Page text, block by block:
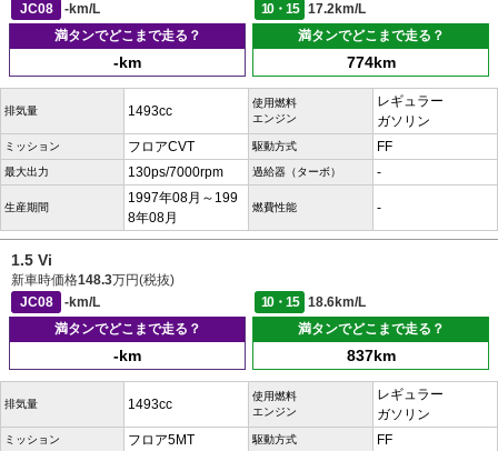
JC08
-km/L 10・15
17.2km/L
満タンでどこまで走る？
-km
満タンでどこまで走る？
774km
排気量 1493cc
使用燃料
エンジン
レギュラー
ガソリン
ミッション フロアCVT 駆動方式 FF
最大出力 130ps/7000rpm 過給器（ターボ） -
生産期間
1997年08月～199
8年08月
燃費性能 -
1.5 Vi
新車時価格148.3万円(税抜)
JC08
-km/L 10・15
18.6km/L
満タンでどこまで走る？
-km
満タンでどこまで走る？
837km
排気量 1493cc
使用燃料
エンジン
レギュラー
ガソリン
ミッション フロア5MT 駆動方式 FF